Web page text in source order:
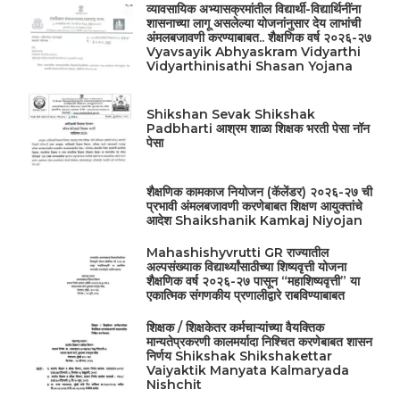
व्यावसायिक अभ्यासक्रमांतील विद्यार्थी-विद्यार्थिनींना
शासनाच्या लागू असलेल्या योजनांनुसार देय लाभांची
अंमलबजावणी करण्याबाबत.. शैक्षणिक वर्ष २०२६-२७
Vyavsayik Abhyaskram Vidyarthi
Vidyarthinisathi Shasan Yojana
Shikshan Sevak Shikshak
Padbharti आश्रम शाळा शिक्षक भरती पेसा नॉन
पेसा
शैक्षणिक कामकाज नियोजन (कॅलेंडर) २०२६-२७ ची
प्रभावी अंमलबजावणी करणेबाबत शिक्षण आयुक्तांचे
आदेश Shaikshanik Kamkaj Niyojan
Mahashishyvrutti GR राज्यातील
अल्पसंख्याक विद्यार्थ्यांसाठीच्या शिष्यवृत्ती योजना
शैक्षणिक वर्ष २०२६-२७ पासून “महाशिष्यवृत्ती” या
एकात्मिक संगणकीय प्रणालीद्वारे राबविण्याबाबत
शिक्षक / शिक्षकेतर कर्मचाऱ्यांच्या वैयक्तिक
मान्यतेप्रकरणी कालमर्यादा निश्चित करणेबाबत शासन
निर्णय Shikshak Shikshakettar
Vaiyaktik Manyata Kalmaryada
Nishchit